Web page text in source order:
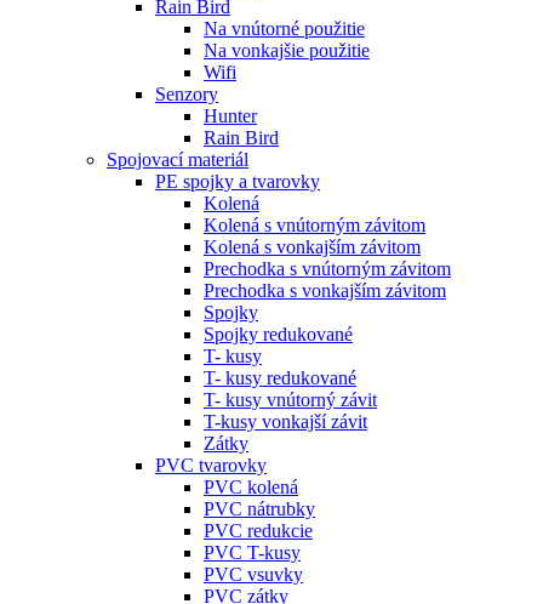
Rain Bird
Na vnútorné použitie
Na vonkajšie použitie
Wifi
Senzory
Hunter
Rain Bird
Spojovací materiál
PE spojky a tvarovky
Kolená
Kolená s vnútorným závitom
Kolená s vonkajším závitom
Prechodka s vnútorným závitom
Prechodka s vonkajším závitom
Spojky
Spojky redukované
T- kusy
T- kusy redukované
T- kusy vnútorný závit
T-kusy vonkajší závit
Zátky
PVC tvarovky
PVC kolená
PVC nátrubky
PVC redukcie
PVC T-kusy
PVC vsuvky
PVC zátky